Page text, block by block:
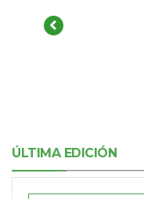
ÚLTIMA EDICIÓN